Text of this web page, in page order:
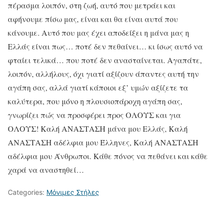
πέρασμα λοιπόν, στη ζωή, αυτό που μετράει και
αφήνουμε πίσω μας, είναι και θα είναι αυτά που
κάνουμε. Αυτό που μας έχει αποδείξει η μάνα μας η
Ελλάς είναι πως… ποτέ δεν πεθαίνει… κι ίσως αυτό να
φταίει τελικά… που ποτέ δεν ανασταίνεται. Αγαπάτε,
λοιπόν, αλλήλους, όχι γιατί αξίζουν άπαντες αυτή την
αγάπη σας, αλλά γιατί κάποιοι εξ’ υμών αξίζετε τα
καλύτερα, που μόνο η πλουσιοπάροχη αγάπη σας,
γνωρίζει πώς να προσφέρει προς ΟΛΟΥΣ και για
ΟΛΟΥΣ! Καλή ΑΝΑΣΤΑΣΗ μάνα μου Ελλάς, Καλή
ΑΝΑΣΤΑΣΗ αδέλφια μου Έλληνες, Καλή ΑΝΑΣΤΑΣΗ
αδέλφια μου Άνθρωποι. Κάθε πόνος να πεθάνει και κάθε
χαρά να αναστηθεί…
Categories: Μόνιμες Στήλες